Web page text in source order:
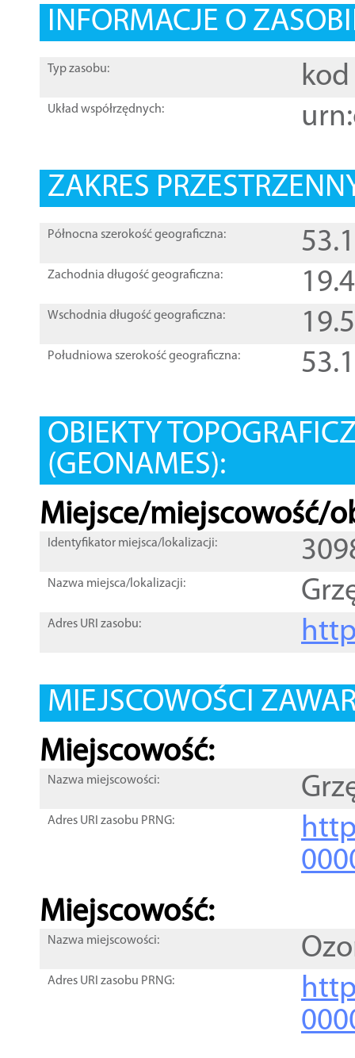
INFORMACJE O
Typ zasobu: kod
Układ współrzędnych:
ZAKRES
Północna szerokość geograficzna:
Zachodnia długość geograficzna:
Wschodnia długość geograficzna:
Południowa szerokość geograficzna:
OBIEKTY
(GEONAMES):
Miejsce/miejscowość/
Identyfikator miejsca/lokalizacji:
Nazwa miejsca/lokalizacji:
Adres URI zasobu:
MIEJSCOWOŚCI
Miejscowość:
Nazwa miejscowości:
Adres URI zasobu PRNG:
Miejscowość:
Nazwa miejscowości:
Adres URI zasobu PRNG: